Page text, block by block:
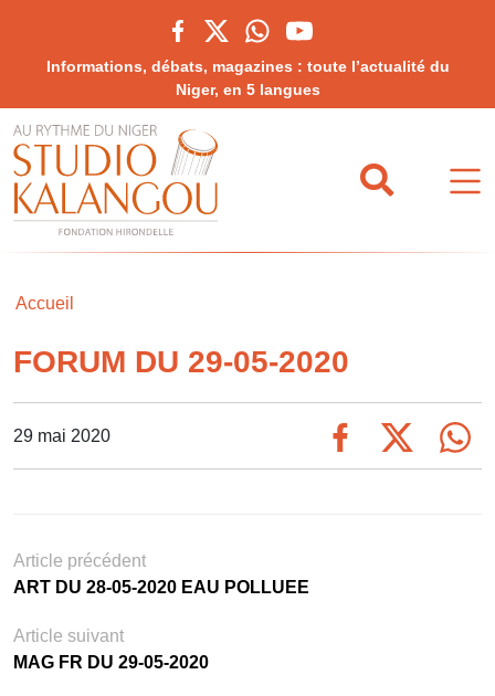
Informations, débats, magazines : toute l’actualité du
Niger, en 5 langues
Accueil
FORUM DU 29-05-2020
29 mai 2020
Article précédent
ART DU 28-05-2020 EAU POLLUEE
Article suivant
MAG FR DU 29-05-2020